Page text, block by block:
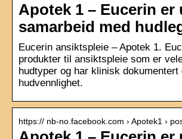
Apotek 1 – Eucerin er
samarbeid med
Eucerin ansiktspleie – Apotek 1.
produkter til ansiktspleie som er
hudtyper og har klinisk dokumentert
hudvennlighet.
https:// nb-no.facebook.com › Apotek1 ›